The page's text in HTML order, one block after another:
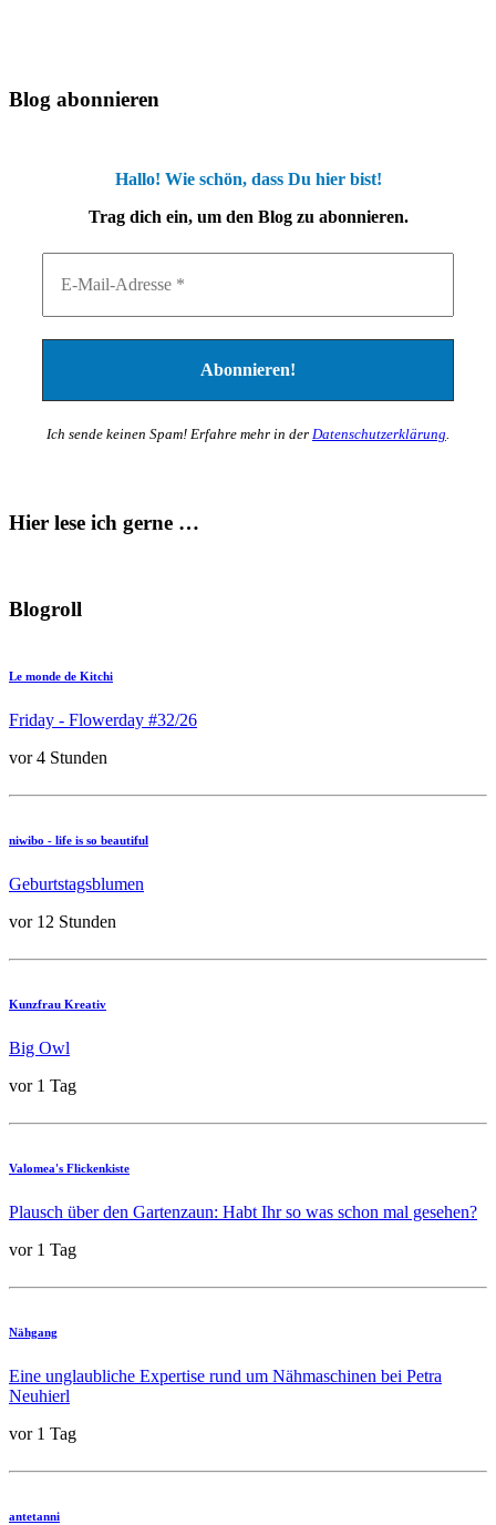
Blog abonnieren
Hallo! Wie schön, dass Du hier bist!
Trag dich ein, um den Blog zu abonnieren.
Ich sende keinen Spam! Erfahre mehr in der Datenschutzerklärung.
Hier lese ich gerne …
Blogroll
Le monde de Kitchi
Friday - Flowerday #32/26
vor 4 Stunden
niwibo - life is so beautiful
Geburtstagsblumen
vor 12 Stunden
Kunzfrau Kreativ
Big Owl
vor 1 Tag
Valomea's Flickenkiste
Plausch über den Gartenzaun: Habt Ihr so was schon mal gesehen?
vor 1 Tag
Nähgang
Eine unglaubliche Expertise rund um Nähmaschinen bei Petra
Neuhierl
vor 1 Tag
antetanni